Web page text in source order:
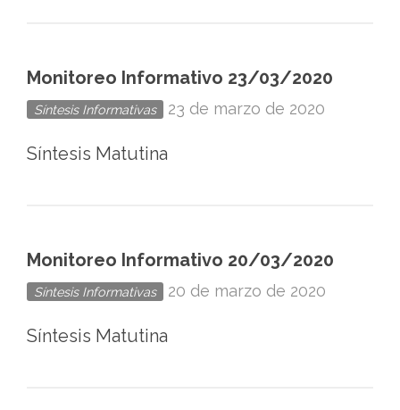
Monitoreo Informativo 23/03/2020
Síntesis Informativas 23 de marzo de 2020
Síntesis Matutina
Monitoreo Informativo 20/03/2020
Síntesis Informativas 20 de marzo de 2020
Síntesis Matutina